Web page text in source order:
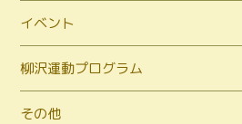
イベント
柳沢運動プログラム
その他